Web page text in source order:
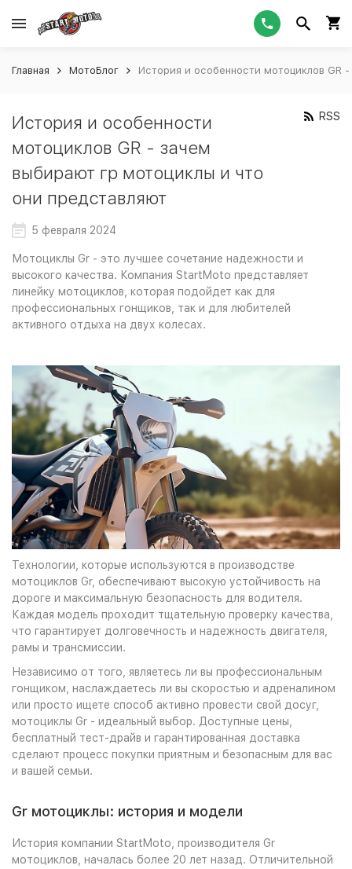
Главная МотоБлог История и особенности мотоциклов GR
История и особенности
мотоциклов GR - зачем
выбирают гр мотоциклы и что
они представляют
RSS
5 февраля 2024
Мотоциклы Gr - это лучшее сочетание надежности и
высокого качества. Компания StartMoto представляет
линейку мотоциклов, которая подойдет как для
профессиональных гонщиков, так и для любителей
активного отдыха на двух колесах.
Технологии, которые используются в производстве
мотоциклов Gr, обеспечивают высокую устойчивость на
дороге и максимальную безопасность для водителя.
Каждая модель проходит тщательную проверку качества,
что гарантирует долговечность и надежность двигателя,
рамы и трансмиссии.
Независимо от того, являетесь ли вы профессиональным
гонщиком, наслаждаетесь ли вы скоростью и адреналином
или просто ищете способ активно провести свой досуг,
мотоциклы Gr - идеальный выбор. Доступные цены,
бесплатный тест-драйв и гарантированная доставка
сделают процесс покупки приятным и безопасным для вас
и вашей семьи.
Gr мотоциклы: история и модели
История компании StartMoto, производителя Gr
мотоциклов, началась более 20 лет назад. Отличительной